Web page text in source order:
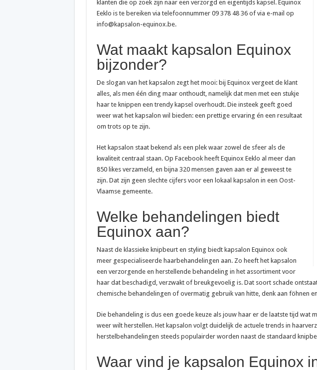
klanten die op zoek zijn naar een verzorgd en eigentijds kapsel. Equinox
Eeklo is te bereiken via telefoonnummer 09 378 48 36 of via e-mail op
info@kapsalon-equinox.be.
Wat maakt kapsalon Equinox
bijzonder?
De slogan van het kapsalon zegt het mooi: bij Equinox vergeet de klant
alles, als men één ding maar onthoudt, namelijk dat men met een stukje
haar te knippen een trendy kapsel overhoudt. Die insteek geeft goed
weer wat het kapsalon wil bieden: een prettige ervaring én een resultaat
om trots op te zijn.
Het kapsalon staat bekend als een plek waar zowel de sfeer als de
kwaliteit centraal staan. Op Facebook heeft Equinox Eeklo al meer dan
850 likes verzameld, en bijna 320 mensen gaven aan er al geweest te
zijn. Dat zijn geen slechte cijfers voor een lokaal kapsalon in een Oost-
Vlaamse gemeente.
Welke behandelingen biedt
Equinox aan?
Naast de klassieke knipbeurt en styling biedt kapsalon Equinox ook
meer gespecialiseerde haarbehandelingen aan. Zo heeft het kapsalon
een verzorgende en herstellende behandeling in het assortiment voor
haar dat beschadigd, verzwakt of breukgevoelig is. Dat soort schade
chemische behandelingen of overmatig gebruik van hitte, denk aan föhnen
Die behandeling is dus een goede keuze als jouw haar er de laatste tijd wat
weer wilt herstellen. Het kapsalon volgt duidelijk de actuele trends in
herstelbehandelingen steeds populairder worden naast de standaard
Waar vind je kapsalon Equinox